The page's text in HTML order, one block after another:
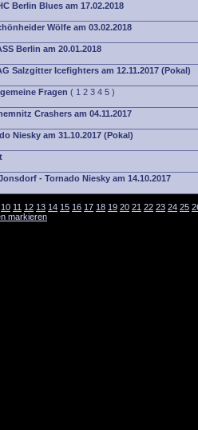
Berlin Blues am 17.02.2018
Wölfe am 03.02.2018
Berlin am 20.01.2018
Salzgitter Icefighters am 12.11.2017 (Pokal)
Fragen ( 1 2 3 4 5 )
Crashers am 04.11.2017
Niesky am 31.10.2017 (Pokal)
- Tornado Niesky am 14.10.2017
10 11 12 13 14 15 16 17 18 19 20 21 22 23 24 25
markieren